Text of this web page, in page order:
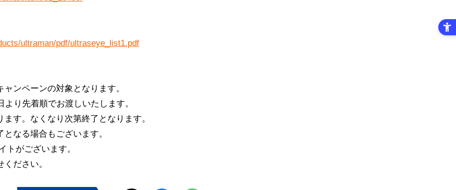
ultraman/pdf/ultraseye_list1.pdf
ンペーンの対象となります。
り先着順でお渡しいたします。
す。なくなり次第終了となります。
なる場合もございます。
がございます。
ださい。